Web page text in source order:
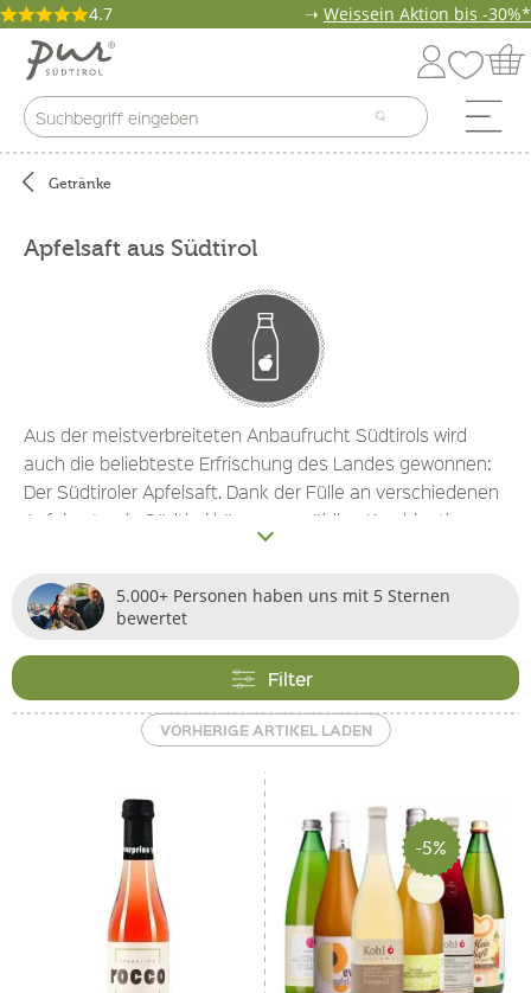
4.7 ➝ Weissein Aktion bis -30%*
Getränke
Apfelsaft aus Südtirol
Aus der meistverbreiteten Anbaufrucht Südtirols wird
auch die beliebteste Erfrischung des Landes gewonnen:
Der Südtiroler Apfelsaft. Dank der Fülle an verschiedenen
Apfelsorten in Südtirol können unzählige Kombinationen
kreiert und genauso viele Nuancen hervorgehoben
werden. Bei Pur Südtirol können Sie die gesamte
Geschmackspalette des Südtiroler Apfels entdecken, von
naturtrüb, bis Bio, vom Bergapfelsaft bis hin zu
exotischen Varianten wie demWeirouge. Es werden stets
ausschließlich Früchte von erstklassiger Qualität
verarbeitet, gänzlich frei von Zusatzstoffen, gänzlich
5.000+ Personen haben uns mit 5 Sternen
bewertet
Filter
VORHERIGE ARTIKEL LADEN
-5%